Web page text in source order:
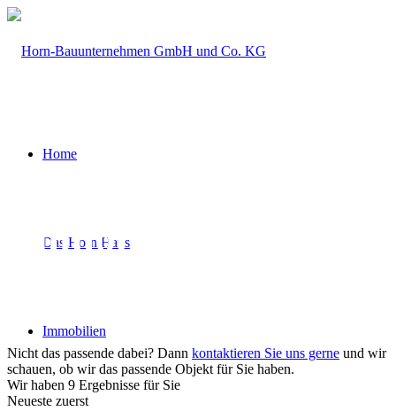
Home
Das Horn Haus
Immobilien
Immobilien­angebot |
Nicht das passende dabei? Dann kontaktieren Sie uns gerne und wir
schauen, ob wir das passende Objekt für Sie haben.
Wir haben 9 Ergebnisse für Sie
Neueste zuerst